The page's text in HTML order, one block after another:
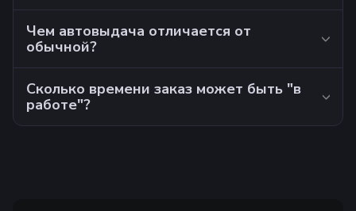
Чем автовыдача отличается от
обычной?
Сколько времени заказ может быть "в
работе"?